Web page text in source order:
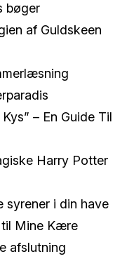
bøger
af Guldskeen
– En Guide Til
Harry Potter
syrener i din have
til Mine Kære
afslutning